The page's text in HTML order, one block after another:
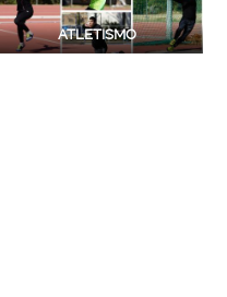
ATLETISMO